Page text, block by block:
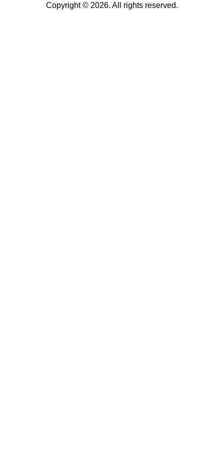
Copyright © 2026. All rights reserved.